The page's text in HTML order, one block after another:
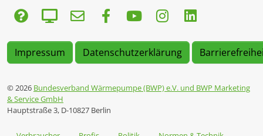
Impressum Datenschutzerklärung
© 2026 Bundesverband Wärmepumpe (BWP) e.V. und BWP Marketing
& Service GmbH
Hauptstraße 3, D-10827 Berlin